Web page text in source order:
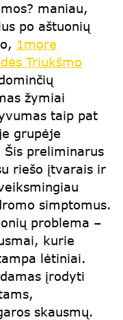
maniau,
po aštuonių
1more
Triukšmo
žymiai
taip pat
grupėje
preliminarus
riešo įtvarais ir
simptomus.
problema –
kurie
lėtiniai.
įrodyti
skausmų.